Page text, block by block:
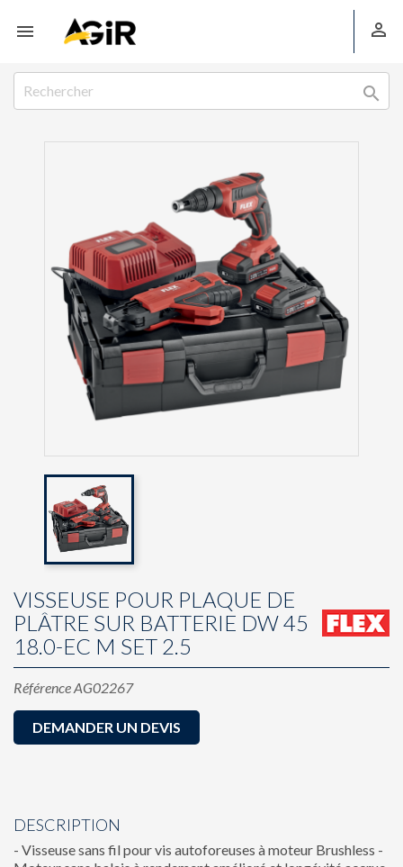
 

VISSEUSE POUR PLAQUE DE
PLÂTRE SUR BATTERIE DW 45
18.0-EC M SET 2.5
RéférenceAG02267
DEMANDER UN DEVIS
DESCRIPTION
- Visseuse sans fil pour vis autoforeuses à moteur Brushless -